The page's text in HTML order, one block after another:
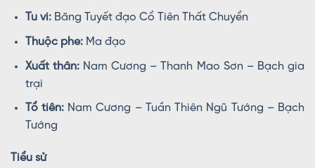
Tu vi:Băng Tuyết đạo Cổ Tiên Thất Chuyển
Thuộc phe:Ma đạo
Xuất thân:Nam Cương – Thanh Mao Sơn – Bạch gia
trại
Tổ tiên: Nam Cương – Tuần Thiên Ngũ Tướng – Bạch
Tướng
Tiểu sử